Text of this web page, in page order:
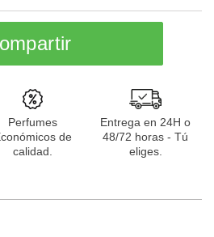
Perfumes
de
calidad.
Entrega en 24H o
48/72 horas - Tú
eliges.